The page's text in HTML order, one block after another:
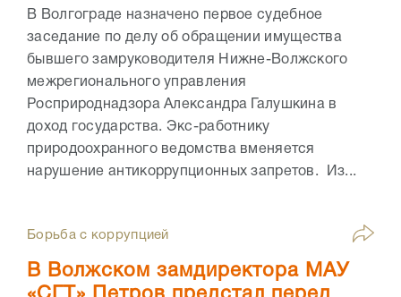
В Волгограде назначено первое судебное
заседание по делу об обращении имущества
бывшего замруководителя Нижне-Волжского
межрегионального управления
Росприроднадзора Александра Галушкина в
доход государства. Экс-работнику
природоохранного ведомства вменяется
нарушение антикоррупционных запретов. Из...
Борьба с коррупцией
В Волжском замдиректора МАУ